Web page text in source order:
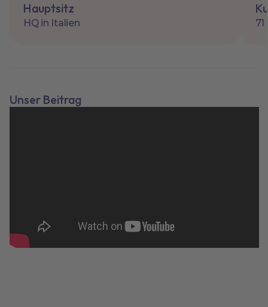
Hauptsitz
HQ in Italien
Unser Beitrag